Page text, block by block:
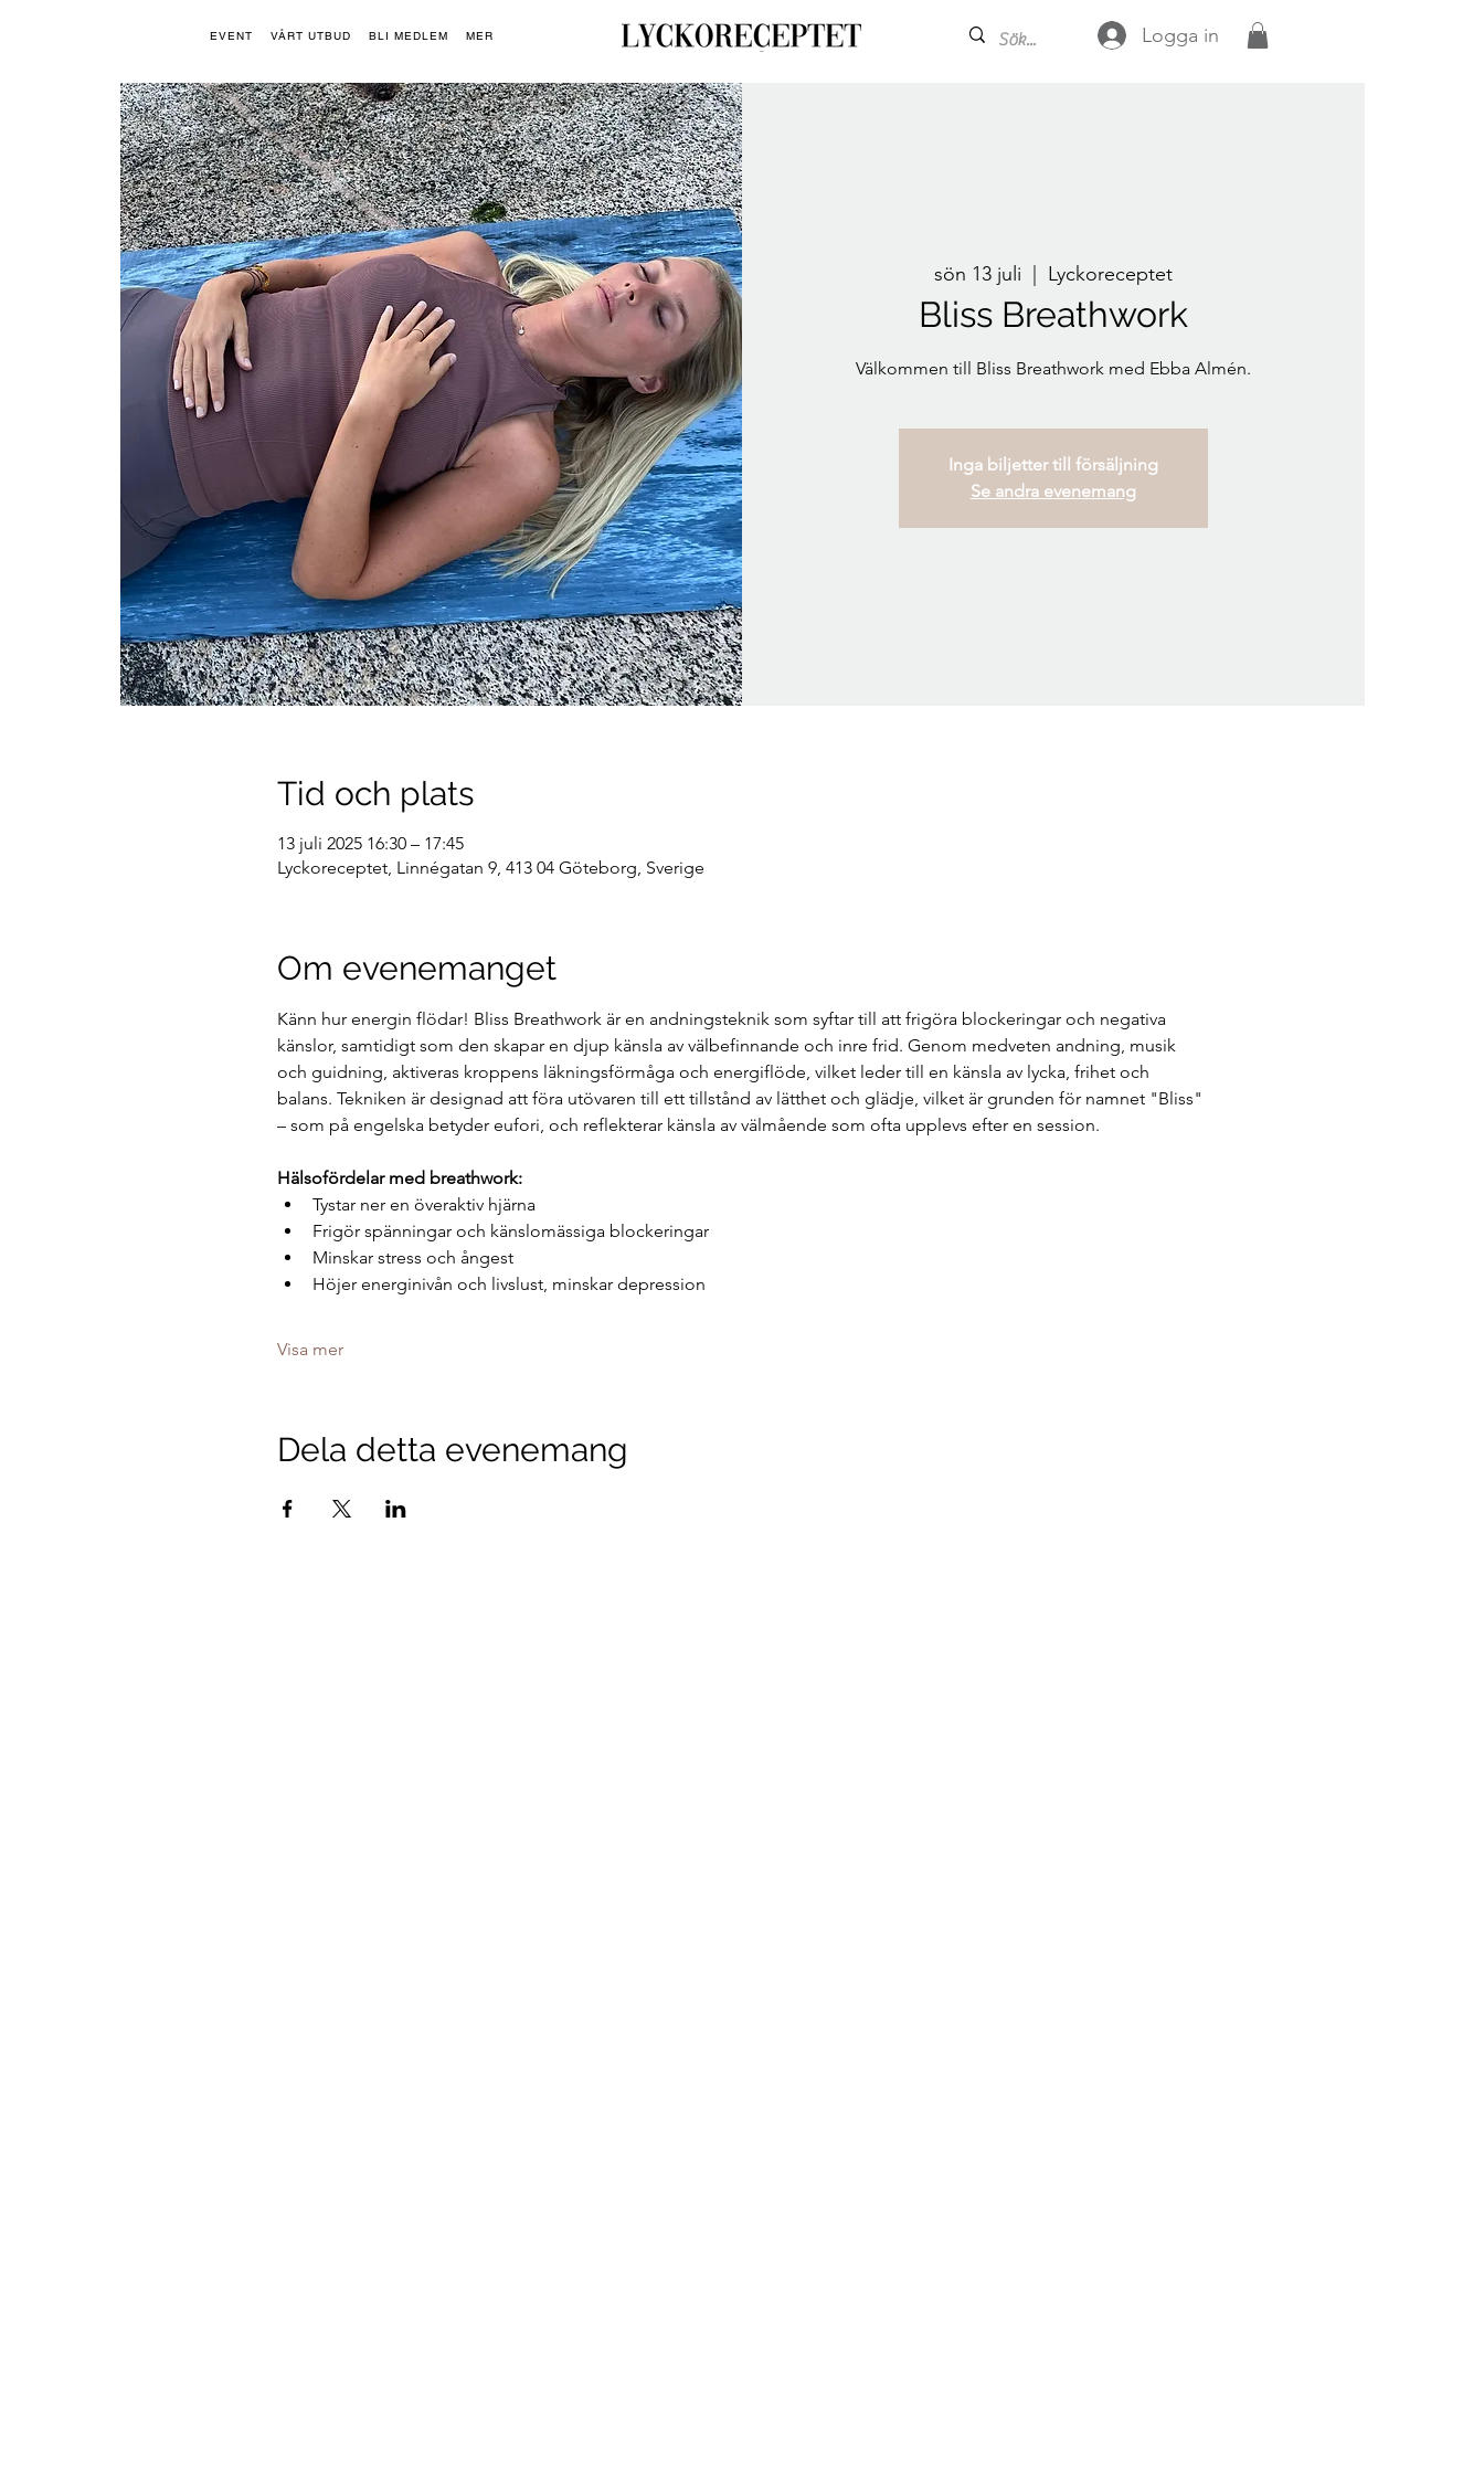
EVENT VÅRT UTBUD BLI MEDLEM MER Logga in
sön 13 juli Lyckoreceptet
Bliss Breathwork
Välkommen till Bliss Breathwork med Ebba Almén.
Inga biljetter till försäljning
Se andra evenemang
Tid och plats
13 juli 2025 16:30 – 17:45
Lyckoreceptet, Linnégatan 9, 413 04 Göteborg, Sverige
Om evenemanget
Känn hur energin flödar! Bliss Breathwork är en andningsteknik som syftar till att frigöra blockeringar och negativa
känslor, samtidigt som den skapar en djup känsla av välbefinnande och inre frid. Genom medveten andning, musik
och guidning, aktiveras kroppens läkningsförmåga och energiflöde, vilket leder till en känsla av lycka, frihet och
balans. Tekniken är designad att föra utövaren till ett tillstånd av lätthet och glädje, vilket är grunden för namnet "Bliss"
– som på engelska betyder eufori, och reflekterar känsla av välmående som ofta upplevs efter en session.
Hälsofördelar med breathwork:
Tystar ner en överaktiv hjärna
Frigör spänningar och känslomässiga blockeringar
Minskar stress och ångest
Höjer energinivån och livslust, minskar depression
Visa mer
Dela detta evenemang